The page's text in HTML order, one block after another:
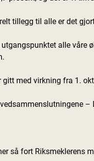
tillegg til alle er det
gitt med virkning fra 1.
så fort Riksmeklerens